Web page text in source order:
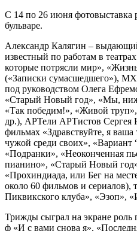
С 14 по 26 июня фотовыставка
бульваре.
Александр Калягин –
известный по работам в
которые потрясли мир»,
(«Записки сумасшедшего»),
под руководством Олега
«Старый Новый год», «Мы,
«Так победим!», «Живой
др.), АРТели АРТистов Сергея
фильмах «Здравствуйте, я
чужой среди своих», «Вариант
«Подранки», «Неоконченная
пианино», «Старый Новый
«Прохиндиада, или Бег на
около 60 фильмов и сериалов),
Пиквикского клуба», «Эзоп»,
Трижды сыграл на экране роль
ф «И с вами снова я»,